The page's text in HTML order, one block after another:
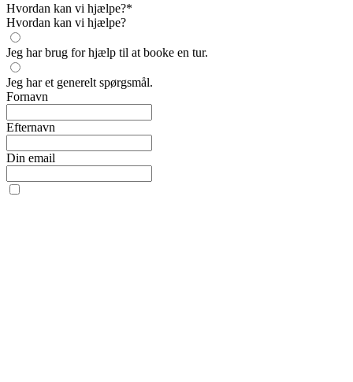
Hvordan kan vi hjælpe?*
Hvordan kan vi hjælpe?
Jeg har brug for hjælp til at booke en tur.
Jeg har et generelt spørgsmål.
Fornavn
Efternavn
Din email